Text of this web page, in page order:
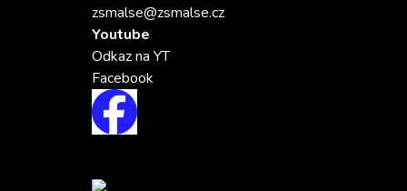
zsmalse@zsmalse.cz
Youtube
Odkaz na YT
Facebook